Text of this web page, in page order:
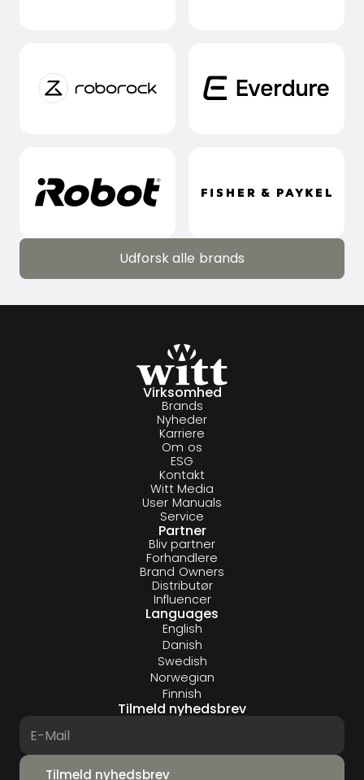
Udforsk alle brands
Udforsk alle brands
Virksomhed
Brands
Nyheder
Karriere
Om os
ESG
Kontakt
Witt Media
User Manuals
Service
Partner
Bliv partner
Forhandlere
Brand Owners
Distributør
Influencer
Languages
English
Danish
Swedish
Norwegian
Finnish
Tilmeld nyhedsbrev